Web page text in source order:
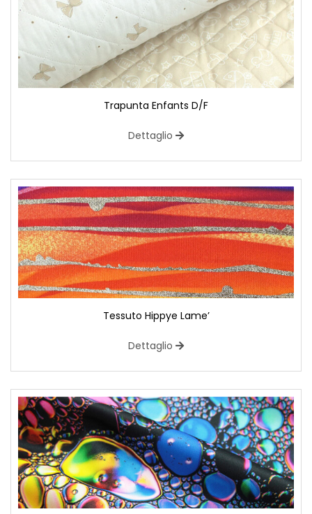
Trapunta Enfants D/F
Dettaglio
Tessuto Hippye Lame’
Dettaglio